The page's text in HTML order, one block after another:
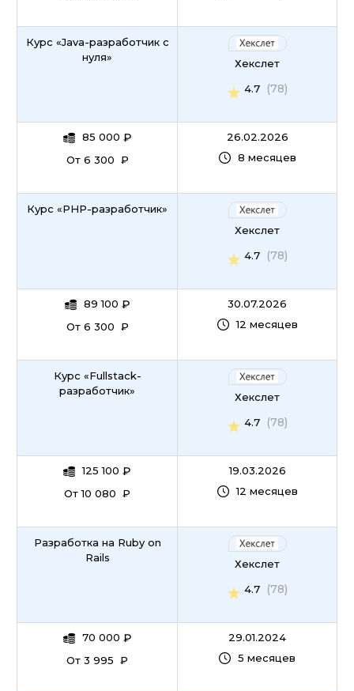
Курс «Java-разработчик с
нуля»
85 000 ₽
От 6 300 ₽
Хекслет
4.7
(78)
26.02.2026
8 месяцев
Курс «PHP-разработчик»
89 100 ₽
От 6 300 ₽
Хекслет
4.7
(78)
30.07.2026
12 месяцев
Курс «Fullstack-
разработчик»
125 100 ₽
От 10 080 ₽
Хекслет
4.7
(78)
19.03.2026
12 месяцев
Разработка на Ruby on
Rails
70 000 ₽
От 3 995 ₽
Хекслет
4.7
(78)
29.01.2024
5 месяцев